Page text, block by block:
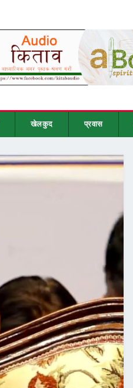
खेलकुद प्रवास